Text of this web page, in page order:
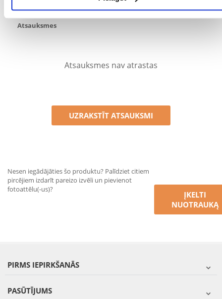
publicēsim gan pozitīvus, gan negatīvus vērtējumus.
Atsauksmes
Atsauksmes nav atrastas
UZRAKSTĪT ATSAUKSMI
Nesen iegādājāties šo produktu? Palīdziet citiem
pircējiem izdarīt pareizo izvēli un pievienot
fotoattēlu(-us)?
ĮKELTI
NUOTRAUKĄ
PIRMS IEPIRKŠANĀS
PASŪTĪJUMS